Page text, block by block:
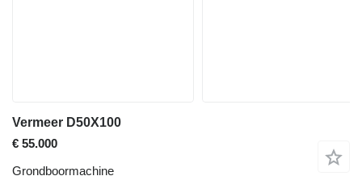
Vermeer D50X100
€ 55.000
Grondboormachine